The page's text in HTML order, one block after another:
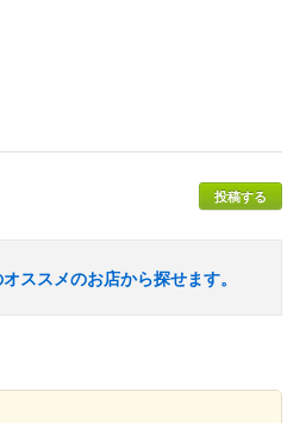
投稿する
ススメのお店から探せます。